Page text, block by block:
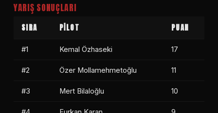
YARIŞ SONUÇLARI
SIRA PİLOT PUAN
#1 Kemal Özhaseki 17
#2 Özer Mollamehmetoğlu 11
#3 Mert Bilaloğlu 10